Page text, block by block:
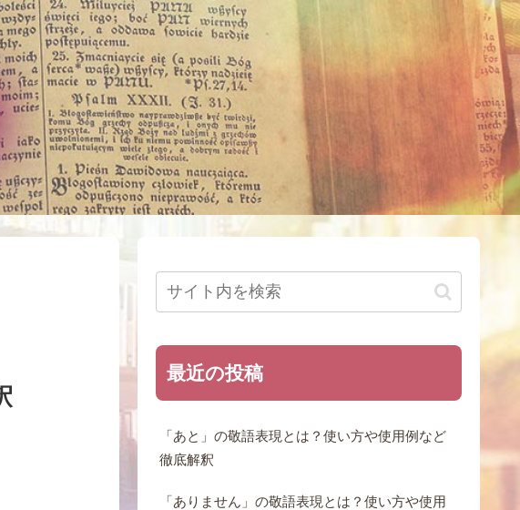
最近の投稿
「あと」の敬語表現とは？使い方や使用例など
徹底解釈
「ありません」の敬語表現とは？使い方や使用